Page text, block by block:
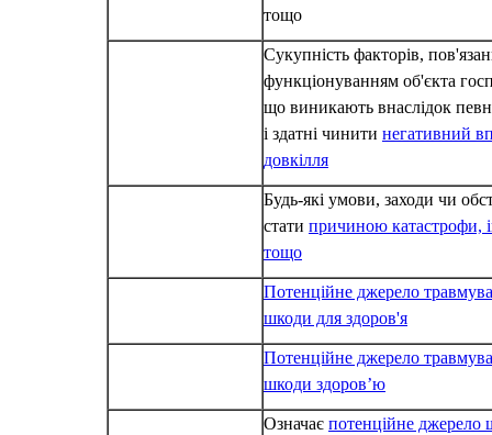
тощо
Сукупність факторів,
функціонуванням об'єкта
що виникають внаслідок
і здатні чинити негативний
довкілля
Будь-які умови, заходи чи
стати причиною катастрофи,
тощо
Потенційне джерело
шкоди для здоров'я
Потенційне джерело
шкоди здоров’ю
Означає потенційне джерело